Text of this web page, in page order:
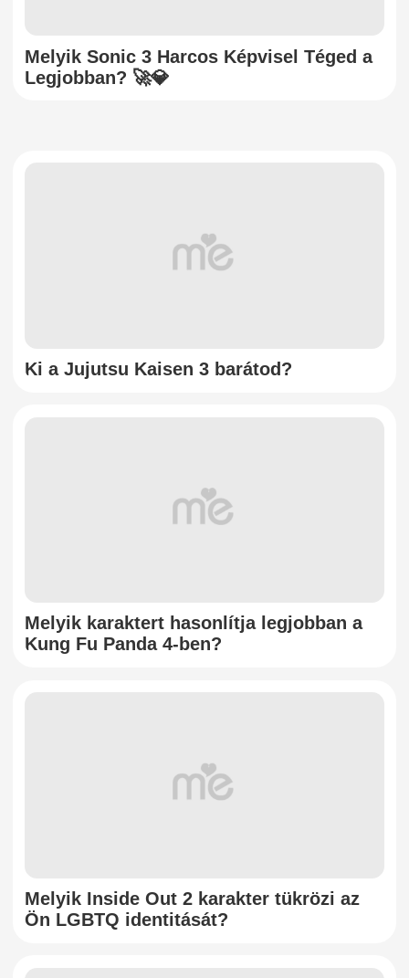
Melyik Sonic 3 Harcos Képvisel Téged a
Legjobban? 🚀💎
Ki a Jujutsu Kaisen 3 barátod?
Melyik karaktert hasonlítja legjobban a
Kung Fu Panda 4-ben?
Melyik Inside Out 2 karakter tükrözi az
Ön LGBTQ identitását?